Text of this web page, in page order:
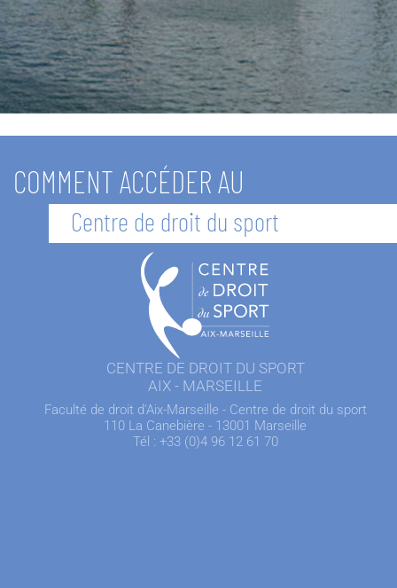
COMMENT ACCÉDER AU
Centre de droit du sport
CENTRE DE DROIT DU SPORT
AIX - MARSEILLE
Faculté de droit d'Aix-Marseille - Centre de droit du sport
110 La Canebière - 13001 Marseille
Tél : +33 (0)4 96 12 61 70